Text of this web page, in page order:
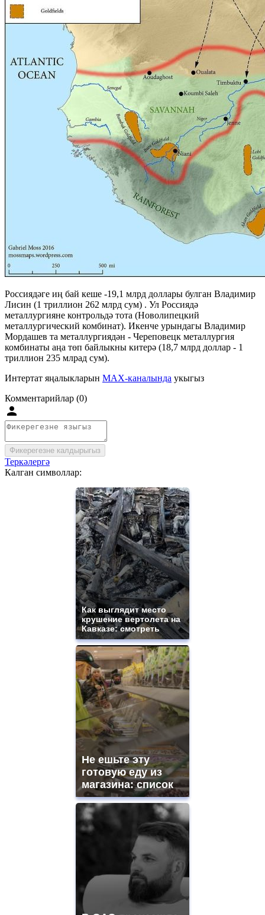
Россиядәге иң бай кеше -19,1 млрд доллары булган Владимир
Лисин (1 триллион 262 млрд сум) . Ул Россиядә
металлургияне контрольдә тота (Новолипецкий
металлургический комбинат). Икенче урындагы Владимир
Мордашев та металлургиядән - Череповецк металлургия
комбинаты аңа төп байлыкны китерә (18,7 млрд доллар - 1
триллион 235 млрад сум).
Интертат яңалыкларын MAX-каналында укыгыз
Комментарийлар (0)
Фикерегезне калдырыгыз
Теркәлергә
Калган символлар:
Как выглядит место
крушение вертолета на
Кавказе: смотреть
Не ешьте эту
готовую еду из
магазина: список